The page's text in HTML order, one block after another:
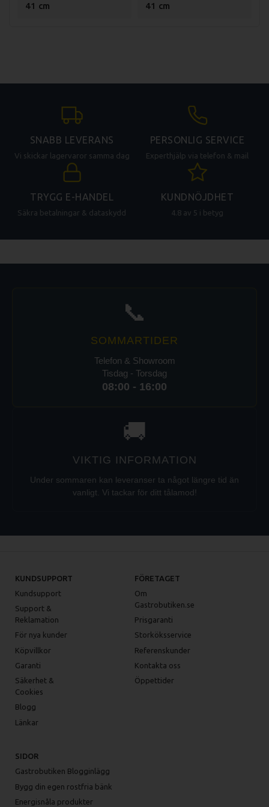
Stekyta storlek nedre (BxD):
Spänning: 230V, 1-fas (13A)
Vikt (med emballage): 22,3kg
41 cm 41 cm
SNABB LEVERANS
Vi skickar lagervaror samma dag
PERSONLIG SERVICE
Experthjälp via telefon & mail
TRYGG E-HANDEL
Säkra betalningar & dataskydd
KUNDNÖJDHET
4.8 av 5 i betyg
📞
SOMMARTIDER
Telefon & Showroom
Tisdag - Torsdag
08:00 - 16:00
🚚
VIKTIG INFORMATION
Under sommaren kan leveranser ta något längre tid än
vanligt. Vi tackar för ditt tålamod!
KUNDSUPPORT
Kundsupport
Support &
Reklamation
För nya kunder
Köpvillkor
Garanti
Säkerhet &
Cookies
Blogg
Länkar
FÖRETAGET
Om
Gastrobutiken.se
Prisgaranti
Storköksservice
Referenskunder
Kontakta oss
Öppettider
SIDOR
Gastrobutiken Blogginlägg
Bygg din egen rostfria bänk
Energisnåla produkter